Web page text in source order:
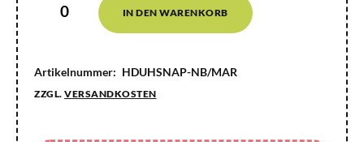
IN DEN WARENKORB
Artikelnummer: HDUHSNAP-NB/MAR
ZZGL. VERSANDKOSTEN